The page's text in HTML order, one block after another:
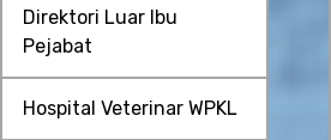
Direktori Luar Ibu
Pejabat
Hospital Veterinar WPKL